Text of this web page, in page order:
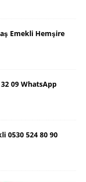
Emekli Hemşire
09 WhatsApp
0530 524 80 90